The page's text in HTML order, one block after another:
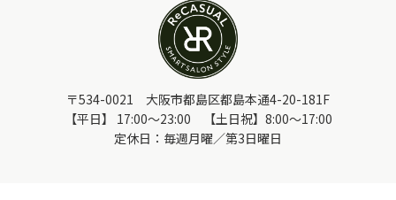
〒534-0021 大阪市都島区都島本通4-20-181F
【平日】 17:00～23:00 【土日祝】8:00～17:00
定休日：毎週月曜／第3日曜日